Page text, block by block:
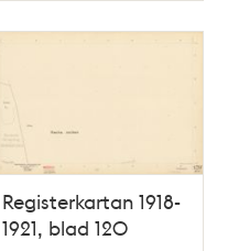
Registerkartan 1918-
1921, blad 120